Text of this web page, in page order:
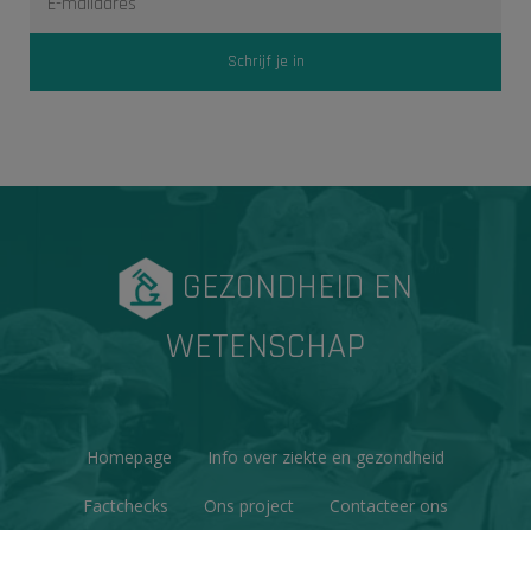
GEZONDHEID EN
WETENSCHAP
Homepage Info over ziekte en gezondheid
Factchecks Ons project Contacteer ons